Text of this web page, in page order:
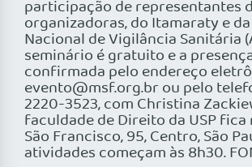
participação de representantes
organizadoras, do Itamaraty e
Nacional de Vigilância Sanitária
seminário é gratuito e a
confirmada pelo endereço
evento@msf.org.br ou pelo
2220-3523, com Christina
faculdade de Direito da USP fica
São Francisco, 95, Centro, São
atividades começam às 8h30.